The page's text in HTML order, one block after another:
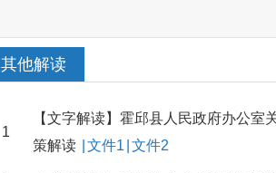
其他解读
1
【文字解读】霍邱县人民政府办公
策解读
文件1 文件2